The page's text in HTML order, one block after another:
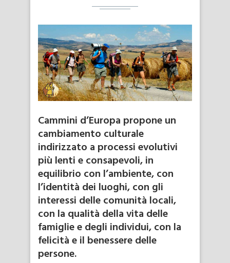
Cammini d’Europa propone un
cambiamento culturale
indirizzato a processi evolutivi
più lenti e consapevoli, in
equilibrio con l’ambiente, con
l’identità dei luoghi, con gli
interessi delle comunità locali,
con la qualità della vita delle
famiglie e degli individui, con la
felicità e il benessere delle
persone.